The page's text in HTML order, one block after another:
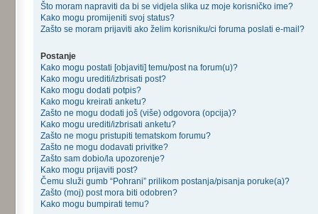
Što moram napraviti da bi se vidjela slika uz moje korisničko ime?
Kako mogu promijeniti svoj status?
Zašto se moram prijaviti ako želim korisniku/ci foruma poslati e-mail?
Postanje
Kako mogu postati [objaviti] temu/post na forum(u)?
Kako mogu urediti/izbrisati post?
Kako mogu dodati potpis?
Kako mogu kreirati anketu?
Zašto ne mogu dodati još (više) odgovora (opcija)?
Kako mogu urediti/izbrisati anketu?
Zašto ne mogu pristupiti tematskom forumu?
Zašto ne mogu dodavati privitke?
Zašto sam dobio/la upozorenje?
Kako mogu prijaviti post?
Čemu služi gumb “Pohrani” prilikom postanja/pisanja poruke(a)?
Zašto (moj) post mora biti odobren?
Kako mogu bumpirati temu?